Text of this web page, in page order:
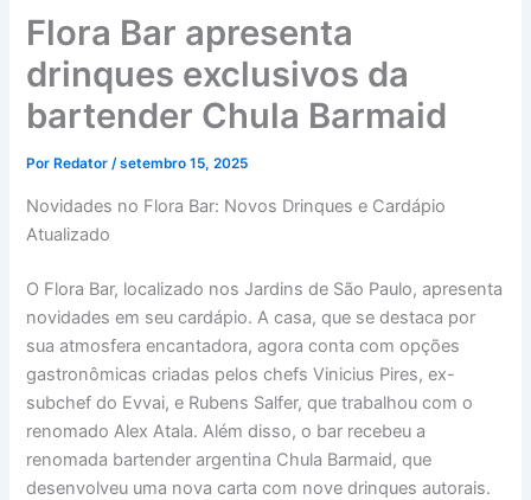
Flora Bar apresenta
drinques exclusivos da
bartender Chula Barmaid
Por Redator/setembro 15, 2025
Novidades no Flora Bar: Novos Drinques e Cardápio
Atualizado
O Flora Bar, localizado nos Jardins de São Paulo, apresenta
novidades em seu cardápio. A casa, que se destaca por
sua atmosfera encantadora, agora conta com opções
gastronômicas criadas pelos chefs Vinicius Pires, ex-
subchef do Evvai, e Rubens Salfer, que trabalhou com o
renomado Alex Atala. Além disso, o bar recebeu a
renomada bartender argentina Chula Barmaid, que
desenvolveu uma nova carta com nove drinques autorais.